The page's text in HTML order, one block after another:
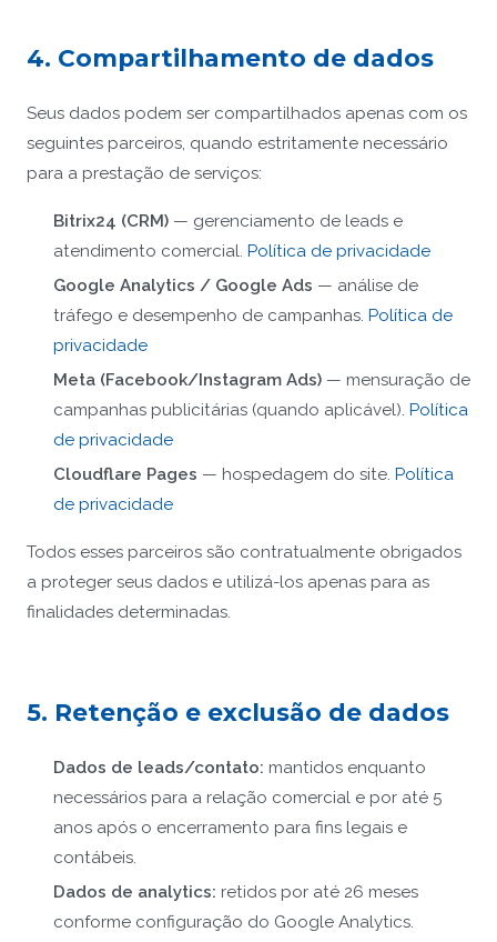
4. Compartilhamento de dados
Seus dados podem ser compartilhados apenas com os
seguintes parceiros, quando estritamente necessário
para a prestação de serviços:
Bitrix24 (CRM) — gerenciamento de leads e
atendimento comercial. Política de privacidade
Google Analytics / Google Ads — análise de
tráfego e desempenho de campanhas. Política de
privacidade
Meta (Facebook/Instagram Ads) — mensuração de
campanhas publicitárias (quando aplicável). Política
de privacidade
Cloudflare Pages — hospedagem do site. Política
de privacidade
Todos esses parceiros são contratualmente obrigados
a proteger seus dados e utilizá-los apenas para as
finalidades determinadas.
5. Retenção e exclusão de dados
Dados de leads/contato: mantidos enquanto
necessários para a relação comercial e por até 5
anos após o encerramento para fins legais e
contábeis.
Dados de analytics: retidos por até 26 meses
conforme configuração do Google Analytics.